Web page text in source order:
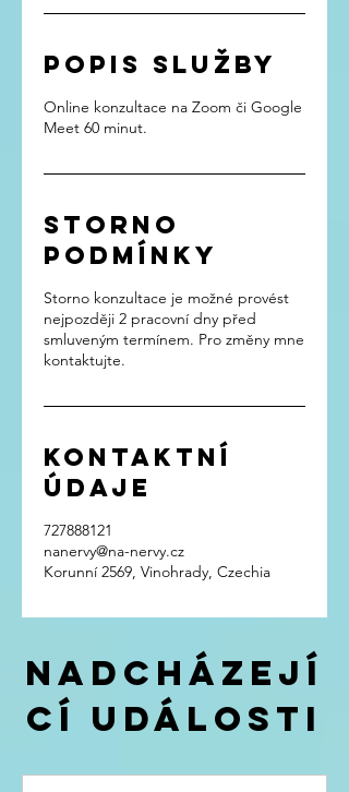
Popis služby
Online konzultace na Zoom či Google
Meet 60 minut.
Storno
podmínky
Storno konzultace je možné provést
nejpozději 2 pracovní dny před
smluveným termínem. Pro změny mne
kontaktujte.
Kontaktní
údaje
727888121
nanervy@na-nervy.cz
Korunní 2569, Vinohrady, Czechia
Nadcházejí
cí události